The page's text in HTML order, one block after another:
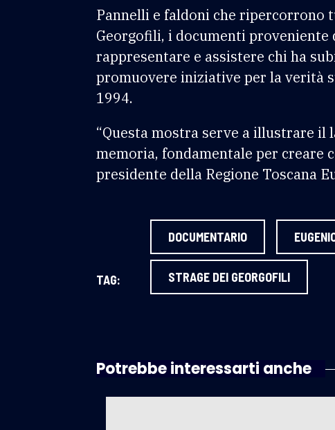
Pannelli e faldoni che ripercorrono
Georgofili, i documenti proveniente
rappresentare e assistere chi ha
promuovere iniziative per la verità
1994.
“Questa mostra serve a illustrare
memoria, fondamentale per creare
presidente della Regione Toscana
TAG:
DOCUMENTARIO
STRAGE DEI GEORGOFILI
Potrebbe interessarti anche